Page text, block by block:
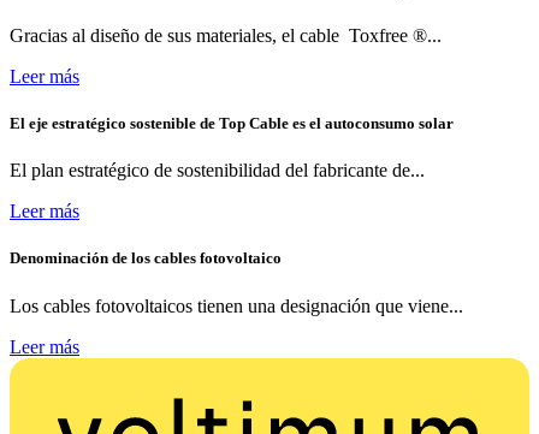
Gracias al diseño de sus materiales, el cable Toxfree ®...
Leer más
El eje estratégico sostenible de Top Cable es el autoconsumo solar
El plan estratégico de sostenibilidad del fabricante de...
Leer más
Denominación de los cables fotovoltaico
Los cables fotovoltaicos tienen una designación que viene...
Leer más